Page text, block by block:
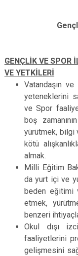
GENÇLİK VE SPOR
VE YETKİLERİ
Vatandaşın
yeteneklerini
ve Spor
boş
yürütmek, bilgi
kötü
almak.
Milli Eğitim
da yurt içi ve
beden eğitimi
etmek,
benzeri
Okul dışı
faaliyetlerini
gelişmesini